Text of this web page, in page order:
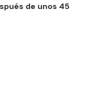
de unos 45